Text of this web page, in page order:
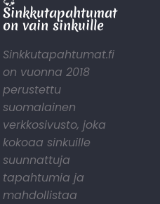
Sinkkutapahtumat
on vain sinkuille
Sinkkutapahtumat.fi
on vuonna 2018
perustettu
suomalainen
verkkosivusto, joka
kokoaa sinkuille
suunnattuja
tapahtumia ja
mahdollistaa